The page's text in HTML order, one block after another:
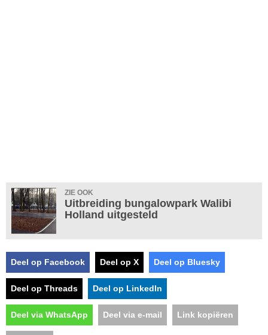
ZIE OOK
Uitbreiding bungalowpark Walibi
Holland uitgesteld
Deel op Facebook Deel op X Deel op Bluesky
Deel op Threads Deel op LinkedIn
Deel via WhatsApp Deel via e-mail Link kopiëren